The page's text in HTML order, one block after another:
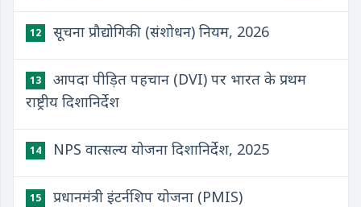
12 सूचना प्रौद्योगिकी (संशोधन) नियम, 2026
13
आपदा पीड़ित पहचान (DVI) पर भारत के प्रथम
राष्ट्रीय दिशानिर्देश
14 NPS वात्सल्य योजना दिशानिर्देश, 2025
15 प्रधानमंत्री इंटर्नशिप योजना (PMIS)